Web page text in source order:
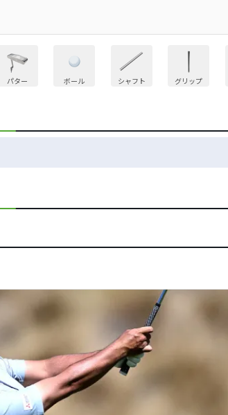
パター ボール シャフト グリップ